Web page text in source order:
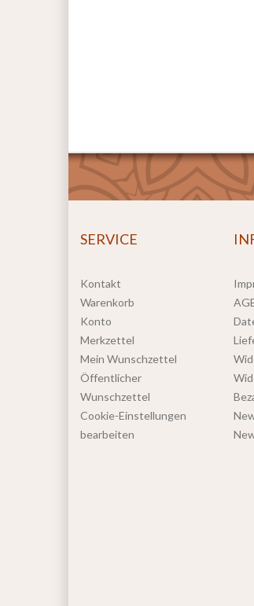
SERVICE
Kontakt
Warenkorb
Konto
Merkzettel
Mein Wunschzettel
Öffentlicher
Wunschzettel
Cookie-Einstellungen
bearbeiten